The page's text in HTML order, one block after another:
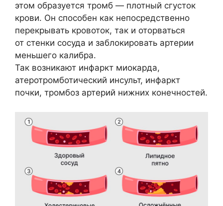
этом образуется тромб — плотный сгусток
крови. Он способен как непосредственно
перекрывать кровоток, так и оторваться
от стенки сосуда и заблокировать артерии
меньшего калибра.
Так возникают инфаркт миокарда,
атеротромботический инсульт, инфаркт
почки, тромбоз артерий нижних конечностей.